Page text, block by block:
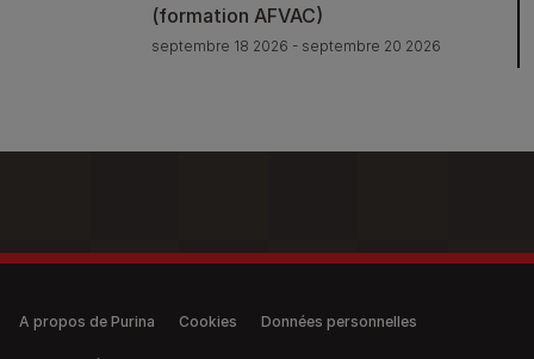
(formation AFVAC)
septembre 18 2026 - septembre 20 2026
Legal (anonymous)
A propos de Purina Cookies Données personnelles